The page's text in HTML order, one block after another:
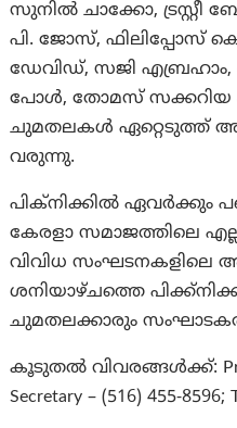
സുനിൽ ചാക്കോ,
പി. ജോസ്, ഫിലിപ്പോസ്
ഡേവിഡ്, സജി എബ്രഹാം,
പോൾ, തോമസ് സക്കറിയ
ചുമതലകൾ ഏറ്റെടുത്ത്
വരുന്നു.
പിക്നിക്കിൽ ഏവർക്കും
കേരളാ സമാജത്തിലെ
വിവിധ സംഘടനകളിലെ
ശനിയാഴ്ചത്തെ
ചുമതലക്കാരും
കൂടുതൽ വിവരങ്ങൾക്ക്:
Secretary – (516) 455-8596;